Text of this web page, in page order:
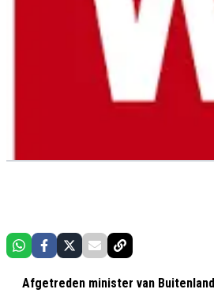
Afgetreden minister van